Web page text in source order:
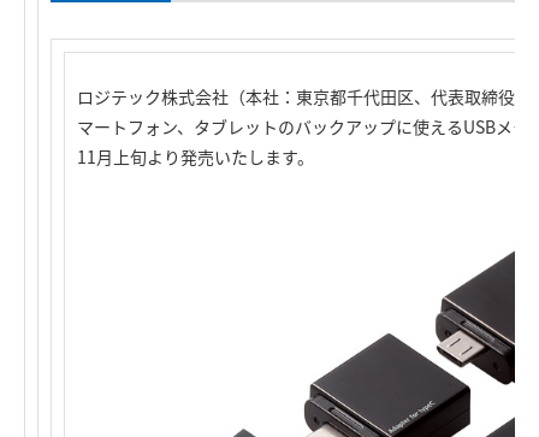
ロジテック株式会社（本社：東京都千代田区、代表取締役
マートフォン、タブレットのバックアップに使えるUSBメモ
11月上旬より発売いたします。